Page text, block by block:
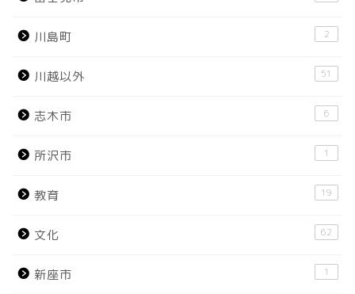
川島町 2
川越以外 51
志木市 6
所沢市 1
教育 19
文化 62
新座市 1